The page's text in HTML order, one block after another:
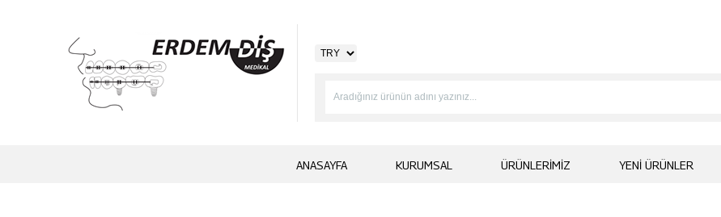
ANASAYFA KURUMSAL ÜRÜNLERIMIZ YENI ÜRÜNLER